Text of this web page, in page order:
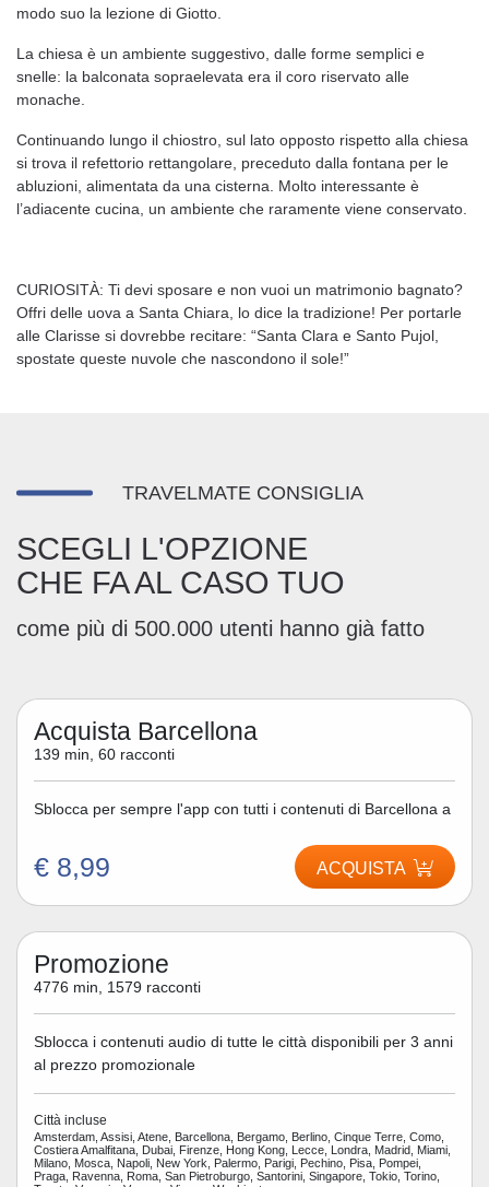
modo suo la lezione di Giotto.
La chiesa è un ambiente suggestivo, dalle forme semplici e
snelle: la balconata sopraelevata era il coro riservato alle
monache.
Continuando lungo il chiostro, sul lato opposto rispetto alla chiesa
si trova il refettorio rettangolare, preceduto dalla fontana per le
abluzioni, alimentata da una cisterna. Molto interessante è
l’adiacente cucina, un ambiente che raramente viene conservato.
CURIOSITÀ: Ti devi sposare e non vuoi un matrimonio bagnato?
Offri delle uova a Santa Chiara, lo dice la tradizione! Per portarle
alle Clarisse si dovrebbe recitare: “Santa Clara e Santo Pujol,
spostate queste nuvole che nascondono il sole!”
TRAVELMATE CONSIGLIA
SCEGLI L'OPZIONE
CHE FA AL CASO TUO
come più di 500.000 utenti hanno già fatto
Acquista Barcellona
139 min, 60 racconti
Sblocca per sempre l'app con tutti i contenuti di Barcellona a
€ 8,99 ACQUISTA
Promozione
4776 min, 1579 racconti
Sblocca i contenuti audio di tutte le città disponibili per 3 anni
al prezzo promozionale
Città incluse
Amsterdam, Assisi, Atene, Barcellona, Bergamo, Berlino, Cinque Terre, Como,
Costiera Amalfitana, Dubai, Firenze, Hong Kong, Lecce, Londra, Madrid, Miami,
Milano, Mosca, Napoli, New York, Palermo, Parigi, Pechino, Pisa, Pompei,
Praga, Ravenna, Roma, San Pietroburgo, Santorini, Singapore, Tokio, Torino,